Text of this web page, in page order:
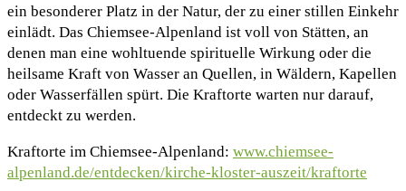
ein besonderer Platz in der Natur, der zu einer stillen Einkehr
einlädt. Das Chiemsee-Alpenland ist voll von Stätten, an
denen man eine wohltuende spirituelle Wirkung oder die
heilsame Kraft von Wasser an Quellen, in Wäldern, Kapellen
oder Wasserfällen spürt. Die Kraftorte warten nur darauf,
entdeckt zu werden.
Kraftorte im Chiemsee-Alpenland: www.chiemsee-
alpenland.de/entdecken/kirche-kloster-auszeit/kraftorte